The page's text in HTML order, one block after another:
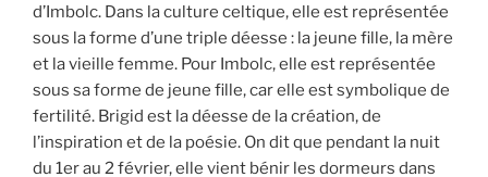
d’Imbolc. Dans la culture celtique, elle est représentée
sous la forme d’une triple déesse : la jeune fille, la mère
et la vieille femme. Pour Imbolc, elle est représentée
sous sa forme de jeune fille, car elle est symbolique de
fertilité. Brigid est la déesse de la création, de
l’inspiration et de la poésie. On dit que pendant la nuit
du 1er au 2 février, elle vient bénir les dormeurs dans